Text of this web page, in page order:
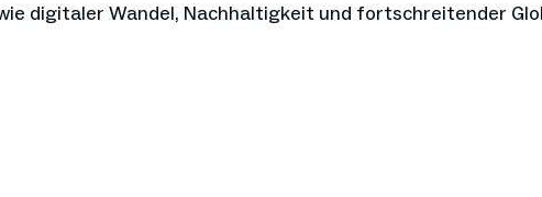
digitaler Wandel, Nachhaltigkeit und fortschreitender